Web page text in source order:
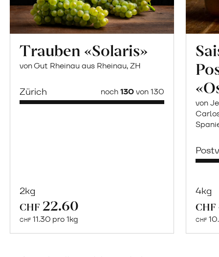
Trauben «Solaris»
von Gut Rheinau aus Rheinau, ZH
Zürich noch130von 130
2kg
CHF 22.60
CHF 11.30 pro 1kg
Ana
von
4kg
CHF
CHF